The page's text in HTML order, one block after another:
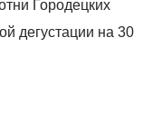
Городецких
дегустации на 30